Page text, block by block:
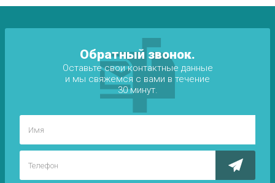
Обратный звонок.
Оставьте свои контактные данные
и мы свяжемся с вами в течение
30 минут.